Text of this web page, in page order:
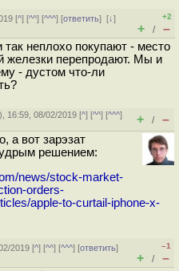
[^] [^^] [^^^] [ответить][↓]
+2
+ / –
неплохо покупают - место
железки перепродают. Мы и
- дустом что-ли
), 16:59, 08/02/2019 [^] [^^] [^^^]
+ / –
а вот зарэзат
решением:
news/stock-market-
orders-
apple-to-curtail-iphone-x-
2019 [^] [^^] [^^^] [ответить]
–1
+ / –